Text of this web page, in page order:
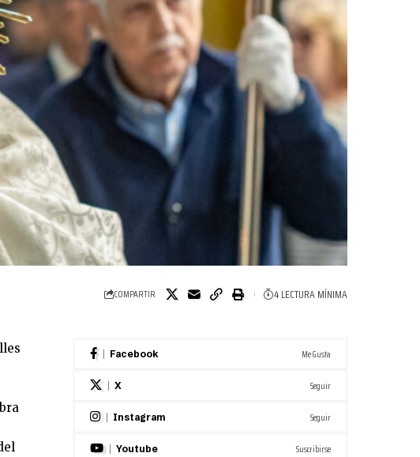
COMPARTIR 4 LECTURA MÍNIMA
Facebook Me Gusta
X Seguir
Instagram Seguir
Youtube Suscribirse